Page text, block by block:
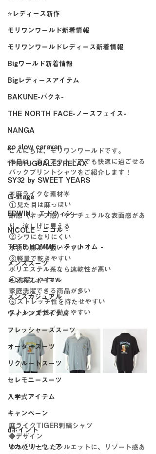
⭐レディース新作
モリワンワールド新着情報
モリワンワールドレディース新着情報
Bigワールド新着情報
Bigレディースアイテム
BAKUNE-バクネ-
THE NORTH FACE-ノースフェイス-
NANGA
go slow caravan
1PIU1UGUALE3 RELAX
SY32 by SWEET YEARS
G-stage
EDWIN - エドウィン -
NICOLE - ニコル -
TETE HOMME - テットオム -
メンズスーツ
メンズフォーマル
メンズカジュアル
ウィメンズアイテム
フレッシャーズスーツ
オーダースーツ
リクルートスーツ
セレモニースーツ
入学式アイテム
キャンペーン
dポイント
リカバリーウェア
こんにちは、モリワンワールドです。
本日は、夏のアウトドアでも快適に過ごせる
バックプリントシャツをご紹介します！
🌟麻ライクな素材🌟
①見た目は麻っぽい
節感（ネップ感）やナチュラルな表面感があ
り、涼しげに見える
②シワになりにくい
本物の麻より扱いやすい
③軽量で乾きやすい
ポリエステル系なら速乾性が高い
④洗濯しやすい
家庭洗濯できる商品が多い
⑤ストレッチ性を持たせやすい
ストレッチ性で動きやすい
麻ライクTIGER刺繍シャツ
◆デザイン
ゆったりとしたシルエットに、リゾート感あ